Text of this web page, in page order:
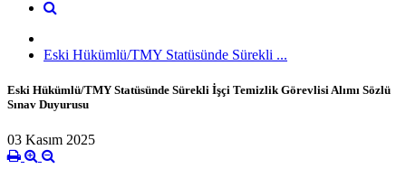
Eski Hükümlü/TMY Statüsünde Sürekli ...
Eski Hükümlü/TMY Statüsünde Sürekli İşçi Temizlik Görevlisi Alımı Sözlü
Sınav Duyurusu
03 Kasım 2025